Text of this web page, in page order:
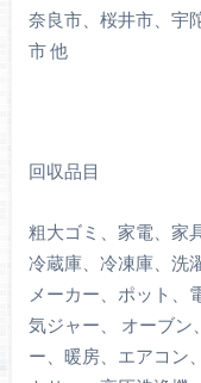
奈良市、桜井市、宇
市 他
回収品目
粗大ゴミ、家電、家
冷蔵庫、冷凍庫、洗
メーカー、ポット、
気ジャー、 オーブン
ー、暖房、エアコン